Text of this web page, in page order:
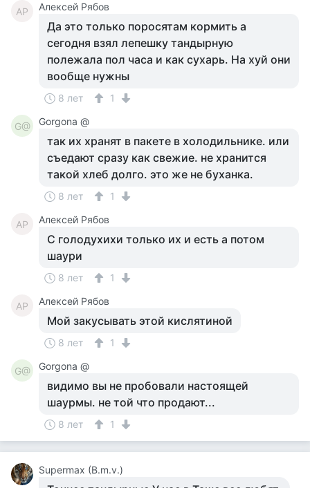
АР Алексей Рябов
Да это только поросятам кормить а
сегодня взял лепешку тандырную
полежала пол часа и как сухарь. На хуй они
вообще нужны
8 лет 1
G@ Gorgona @
так их хранят в пакете в холодильнике. или
съедают сразу как свежие. не хранится
такой хлеб долго. это же не буханка.
8 лет 1
АР Алексей Рябов
С голодухихи только их и есть а потом
шаури
8 лет 1
АР Алексей Рябов
Мой закусывать этой кислятиной
8 лет 1
G@ Gorgona @
видимо вы не пробовали настоящей
шаурмы. не той что продают...
8 лет 1
Supermax (B.m.v.)